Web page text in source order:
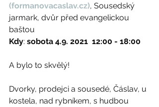
(formanovacaslav.cz), Sousedský
jarmark, dvůr před evangelickou
baštou
Kdy: sobota 4.9. 2021  12:00 - 18:00
A bylo to skvělý!
Dvorky, prodejci a sousedé, Čáslav, u
kostela, nad rybníkem, s hudbou